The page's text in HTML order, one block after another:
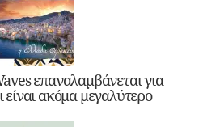
επαναλαμβάνεται για
είναι ακόμα μεγαλύτερο